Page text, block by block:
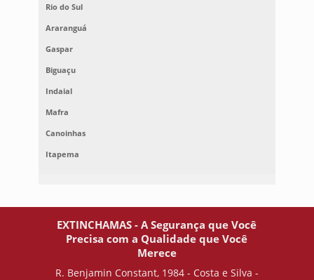
Rio do Sul
Araranguá
Gaspar
Biguaçu
Indaial
Mafra
Canoinhas
Itapema
EXTINCHAMAS - A Segurança que Você
Precisa com a Qualidade que Você
Merece
R. Benjamin Constant, 1984 - Costa e Silva -